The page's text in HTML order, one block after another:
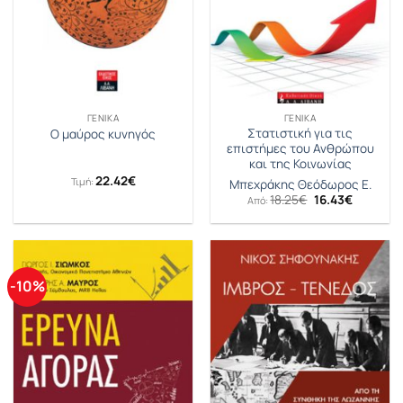
ΓΕΝΙΚΆ
Ο μαύρος κυνηγός
Τιμή: 22.42€
ΓΕΝΙΚΆ
Στατιστική για τις
επιστήμες του Ανθρώπου
και της Κοινωνίας
Μπεχράκης Θεόδωρος Ε.
Από:18.25€ Original
price
was:
16.43€Η
τιμή
16.43€.
-10%